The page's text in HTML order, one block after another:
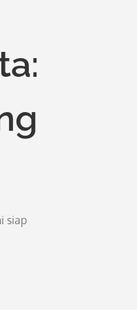
siap